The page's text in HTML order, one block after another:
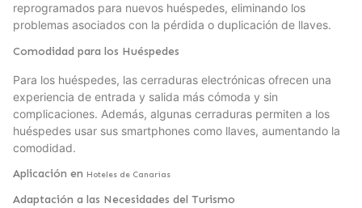
reprogramados para nuevos huéspedes, eliminando los
problemas asociados con la pérdida o duplicación de llaves.
Comodidad para los Huéspedes
Para los huéspedes, las cerraduras electrónicas ofrecen una
experiencia de entrada y salida más cómoda y sin
complicaciones. Además, algunas cerraduras permiten a los
huéspedes usar sus smartphones como llaves, aumentando la
comodidad.
Aplicación en Hoteles de Canarias
Adaptación a las Necesidades del Turismo